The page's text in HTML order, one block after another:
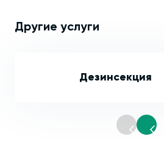
Другие услуги
Дезинсекция